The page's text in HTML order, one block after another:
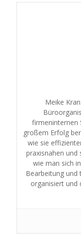
Meike
firmeninternen
großem Erfolg
wie sie
praxisnahen
wie man sich
Bearbeitung und
organisiert und